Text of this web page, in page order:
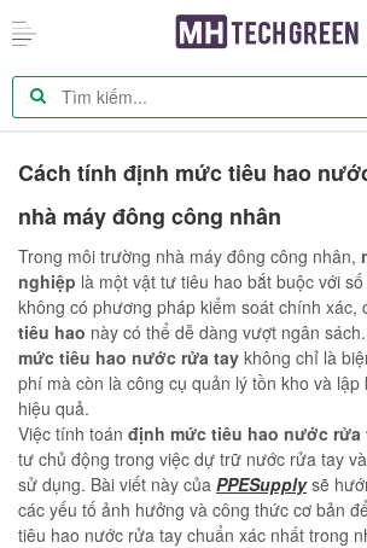
Cách tính định mức tiêu hao
nhà máy đông công nhân
Trong môi trường nhà máy đông công nhân,
nghiệp là một vật tư tiêu hao bắt buộc với
không có phương pháp kiểm soát chính xác,
tiêu hao này có thể dễ dàng vượt ngân
mức tiêu hao nước rửa tay không chỉ là
phí mà còn là công cụ quản lý tồn kho và lập
hiệu quả.
Việc tính toán định mức tiêu hao nước rửa
tư chủ động trong việc dự trữ nước rửa tay
sử dụng. Bài viết này của PPESupplysẽ
các yếu tố ảnh hưởng và công thức cơ bản
tiêu hao nước rửa tay chuẩn xác nhất trong